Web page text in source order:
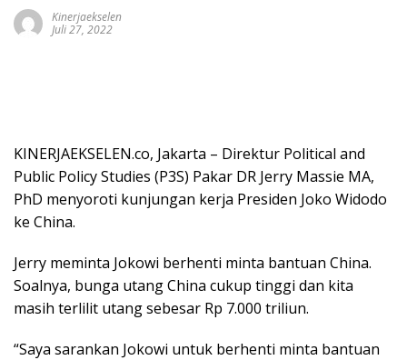
Kinerjaekselen
Juli 27, 2022
KINERJAEKSELEN.co, Jakarta – Direktur Political and
Public Policy Studies (P3S) Pakar DR Jerry Massie MA,
PhD menyoroti kunjungan kerja Presiden Joko Widodo
ke China.
Jerry meminta Jokowi berhenti minta bantuan China.
Soalnya, bunga utang China cukup tinggi dan kita
masih terlilit utang sebesar Rp 7.000 triliun.
“Saya sarankan Jokowi untuk berhenti minta bantuan